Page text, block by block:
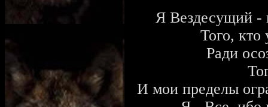
Я Вездесущий -
Того, кто
Ради
И мои пределы